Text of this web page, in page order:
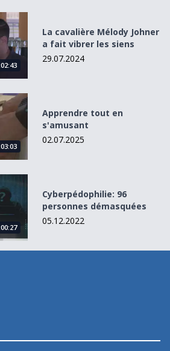
a fait vibrer les siens
La cavalière Mélody Johner
a fait vibrer les siens
29.07.2024
Apprendre tout en
s'amusant
02.07.2025
démasquées
Cyberpédophilie: 96
personnes démasquées
05.12.2022